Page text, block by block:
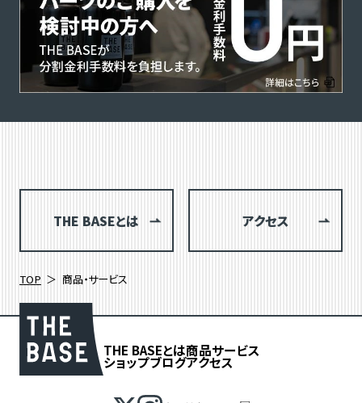
THE BASEとは アクセス
TOP 商品・サービス
THE BASEとは商品サービス
ショップブログアクセス